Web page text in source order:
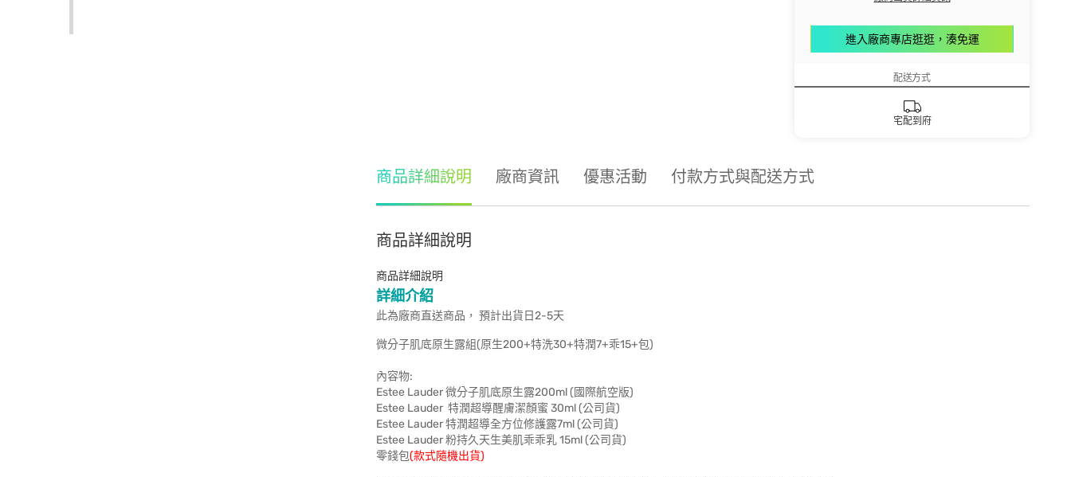
進入廠商專店逛逛，湊免運
配送方式
宅配到府
商品詳細說明 廠商資訊 優惠活動 付款方式與配送方式
商品詳細說明
商品詳細說明
詳細介紹
此為廠商直送商品， 預計出貨日2-5天
微分子肌底原生露組(原生200+特洗30+特潤7+乖15+包)
內容物:
Estee Lauder 微分子肌底原生露200ml (國際航空版)
Estee Lauder 特潤超導醒膚潔顏蜜 30ml (公司貨)
Estee Lauder 特潤超導全方位修護露7ml (公司貨)
Estee Lauder 粉持久天生美肌乖乖乳 15ml (公司貨)
零錢包(款式隨機出貨)